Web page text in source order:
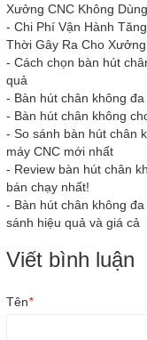
Xưởng CNC Không
- Chi Phí Vận Hành
Thời Gây Ra Cho
- Cách chọn bàn hút
quả
- Bàn hút chân không
- Bàn hút chân không
- So sánh bàn hút chân
máy CNC mới nhất
- Review bàn hút chân
bán chạy nhất!
- Bàn hút chân không
sánh hiệu quả và giá cả
Viết bình luận
Tên*